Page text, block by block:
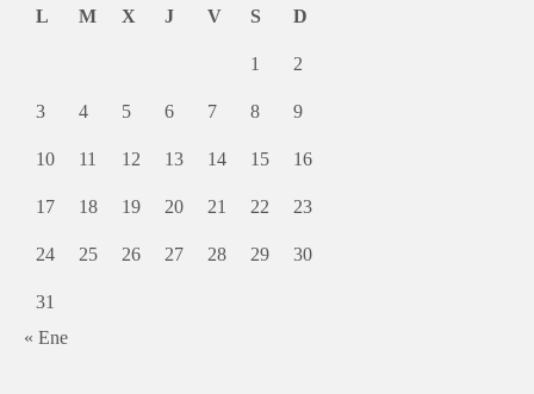
L
M X J V S D
1 2
3 4 5 6 7 8 9
10 11 12 13 14 15 16
17 18 19 20 21 22 23
24 25 26 27 28 29 30
31
« Ene